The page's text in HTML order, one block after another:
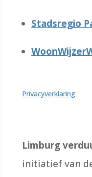
Stadsregio
Privacyverklaring
Limburg
initiatief van